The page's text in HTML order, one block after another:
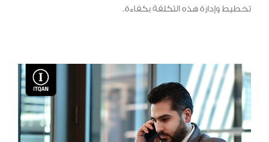
تخطيط وإدارة هذه التكلفة بكفاءة.